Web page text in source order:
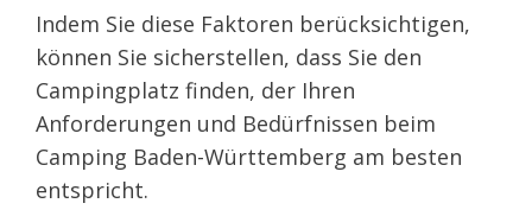
Indem Sie diese Faktoren berücksichtigen,
können Sie sicherstellen, dass Sie den
Campingplatz finden, der Ihren
Anforderungen und Bedürfnissen beim
Camping Baden-Württemberg am besten
entspricht.